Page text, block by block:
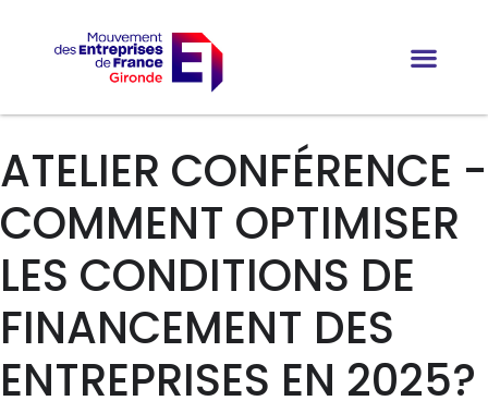
ATELIER CONFÉRENCE -
COMMENT OPTIMISER
LES CONDITIONS DE
FINANCEMENT DES
ENTREPRISES EN 2025?